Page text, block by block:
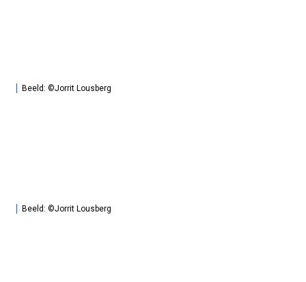
Beeld: ©Jorrit Lousberg
Beeld: ©Jorrit Lousberg